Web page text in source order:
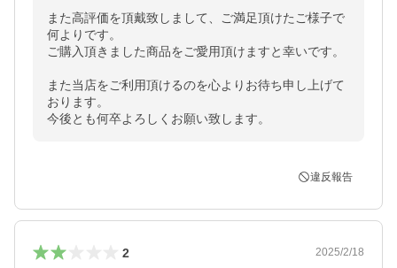
また高評価を頂戴致しまして、ご満足頂けたご様子で
何よりです。
ご購入頂きました商品をご愛用頂けますと幸いです。
また当店をご利用頂けるのを心よりお待ち申し上げて
おります。
今後とも何卒よろしくお願い致します。
違反報告
2
2025/2/18